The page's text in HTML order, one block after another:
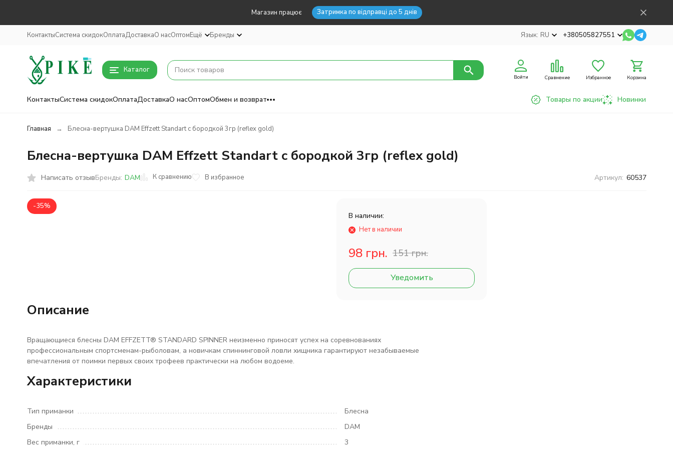
Магазин працює Затримка по відправці до 5 днів
КонтактыСистема скидокОплатаДоставкаО насОптомЕщё Бренды Язык: RU +380505827551
Каталог
Войти Сравнение Избранное Корзина
КонтактыСистема скидокОплатаДоставкаО насОптомОбмен и возврат Товары по акции Новинки
Главная Блесна-вертушка DAM Effzett Standart с бородкой 3гр (reflex gold)
Блесна-вертушка DAM Effzett Standart с бородкой 3гр (reflex gold)
Написать отзывБренды: DAM К сравнению В избранное Артикул: 60537
-35%
В наличии:
Нет в наличии
98 грн. 151 грн.
Уведомить
Описание
Вращающиеся блесны DAM EFFZETT® STANDARD SPINNER неизменно приносят успех на соревнованиях
профессиональным спортсменам-рыболовам, а новичкам спиннинговой ловли хищника гарантируют незабываемые
впечатления от поимки первых своих трофеев практически на любом водоеме.
Характеристики
Тип приманки
Блесна
Бренды
DAM
Вес приманки, г
3